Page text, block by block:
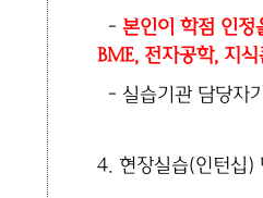
- 본인이 학점 인
BME, 전자공학, 지
- 실습기관 담당자
4. 현장실습(인턴십)